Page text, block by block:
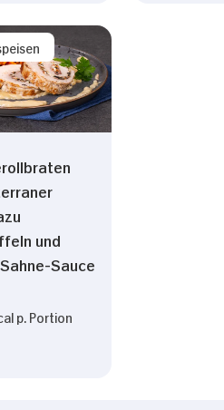
und
Sauce
p. Portion